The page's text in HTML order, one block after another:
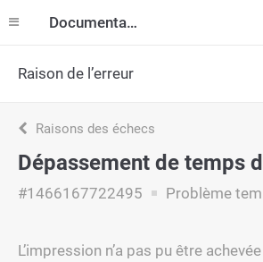
Documentation
Raison de l’erreur
Raisons des échecs
#1466167722495 Problème
L’impression n’a pas pu être